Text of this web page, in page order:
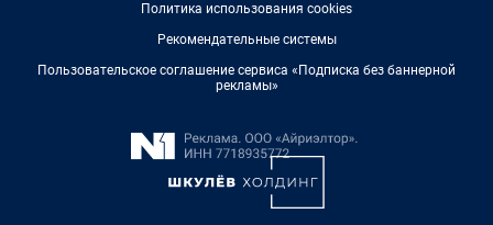
Политика использования cookies
Рекомендательные системы
Пользовательское соглашение сервиса «Подписка без баннерной
рекламы»